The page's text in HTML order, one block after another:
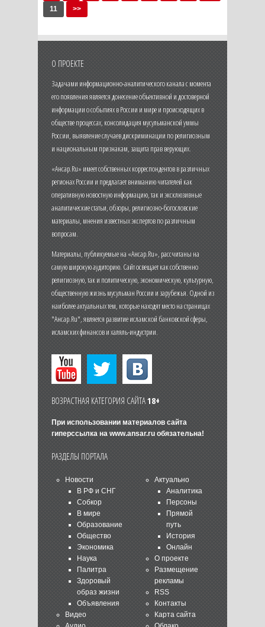
11
>>
О ПРОЕКТЕ
Задачами информационно-аналитического канала с момента
его появления является донесение объективной и достоверной
информации о событиях в России и мире и происходящих в
обществе процессах, консолидация мусульманской уммы
России, выявление случаев дискриминации по религиозным
и национальным признакам, защита прав верующих.
«Ансар.Ru» имеет собственных корреспондентов в различных
регионах России и предлагает вниманию читателей как
оперативную новостную информацию, так и эксклюзивные
аналитические статьи, обзоры, религиозно-богословские
материалы, мнения известных экспертов по различным
вопросам.
Материалы, публикуемые на «Ансар.Ru», рассчитаны на
самую широкую аудиторию. Сайт освещает как собственно
религиозную, так и политическую, экономическую, культурную,
общественную жизнь мусульман России и зарубежья. Одной из
наиболее актуальных тем, которые находят место на страницах
"Ансар.Ru", является развитие исламской банковской сферы,
исламских финансов и халяль-индустрии.
ВОЗРАСТНАЯ КАТЕГОРИЯ САЙТА18+
При использовании материалов сайта
гиперссылка на www.ansar.ruобязательна!
РАЗДЕЛЫ ПОРТАЛА
Новости
В РФ и СНГ
Собкор
В мире
Образование
Общество
Экономика
Наука
Палитра
Здоровый
образ жизни
Объявления
Видео
Актуально
Аналитика
Персоны
Прямой
путь
История
Онлайн
О проекте
Размещение
рекламы
RSS
Контакты
Карта сайта